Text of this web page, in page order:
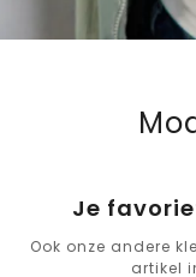
Je
Ook onze andere
artikel